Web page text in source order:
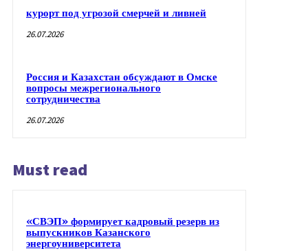
курорт под угрозой смерчей и ливней
26.07.2026
Россия и Казахстан обсуждают в Омске
вопросы межрегионального
сотрудничества
26.07.2026
Must read
«СВЭП» формирует кадровый резерв из
выпускников Казанского
энергоуниверситета